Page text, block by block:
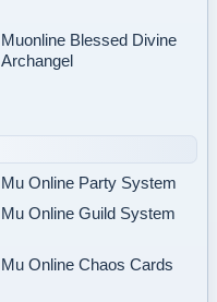
Muonline Blessed Divine
Archangel
Mu Online Party System
Mu Online Guild System
Mu Online Chaos Cards